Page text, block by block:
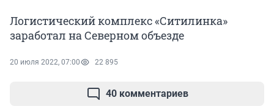
Логистический комплекс «Ситилинка»
заработал на Северном объезде
20 июля 2022, 07:00 22 895
40 комментариев